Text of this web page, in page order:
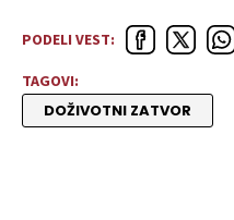
PODELI VEST:
TAGOVI:
DOŽIVOTNI ZATVOR